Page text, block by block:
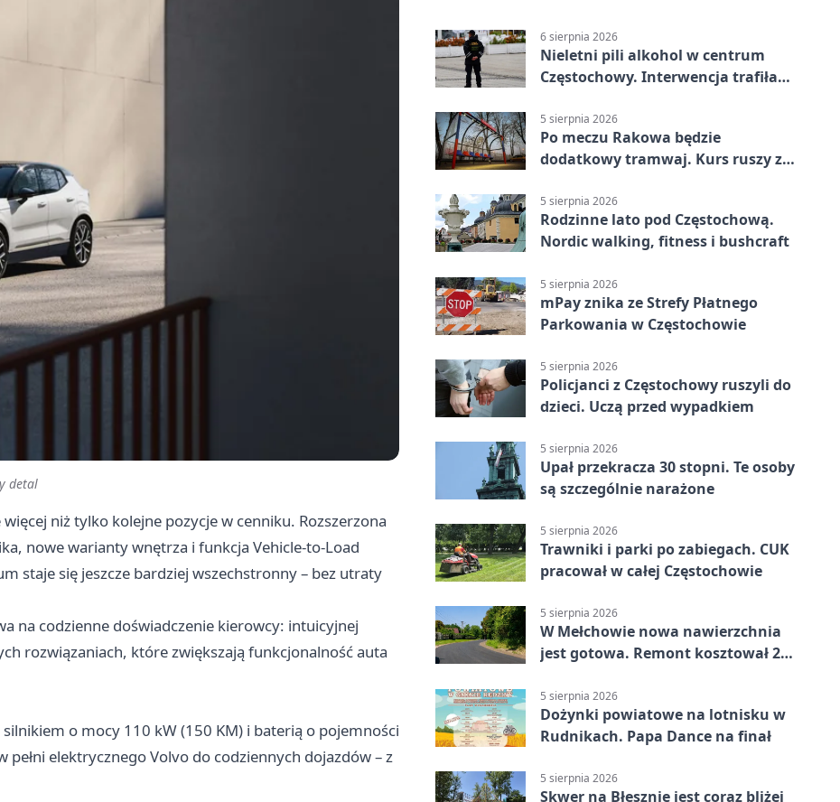
detal
niż tylko kolejne pozycje w cenniku. Rozszerzona
nowe warianty wnętrza i funkcja Vehicle-to-Load
staje się jeszcze bardziej wszechstronny – bez utraty
na codzienne doświadczenie kierowcy: intuicyjnej
rozwiązaniach, które zwiększają funkcjonalność auta
o mocy 110 kW (150 KM) i baterią o pojemności
elektrycznego Volvo do codziennych dojazdów – z
6 sierpnia 2026
Nieletni pili alkohol w centrum
Częstochowy. Interwencja trafiła
5 sierpnia 2026
Po meczu Rakowa będzie
dodatkowy tramwaj. Kurs ruszy ze
5 sierpnia 2026
Rodzinne lato pod Częstochową.
Nordic walking, fitness i bushcraft
5 sierpnia 2026
mPay znika ze Strefy Płatnego
Parkowania w Częstochowie
5 sierpnia 2026
Policjanci z Częstochowy ruszyli do
dzieci. Uczą przed wypadkiem
5 sierpnia 2026
Upał przekracza 30 stopni. Te osoby
są szczególnie narażone
5 sierpnia 2026
Trawniki i parki po zabiegach. CUK
pracował w całej Częstochowie
5 sierpnia 2026
W Mełchowie nowa nawierzchnia
jest gotowa. Remont kosztował 222
5 sierpnia 2026
Dożynki powiatowe na lotnisku w
Rudnikach. Papa Dance na finał
5 sierpnia 2026
Skwer na Błesznie jest coraz bliżej